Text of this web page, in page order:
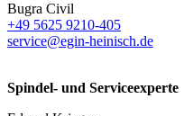
Bugra Civil
+49 5625 9210-405
service@egin-heinisch.de
Spindel- und Serviceexperte